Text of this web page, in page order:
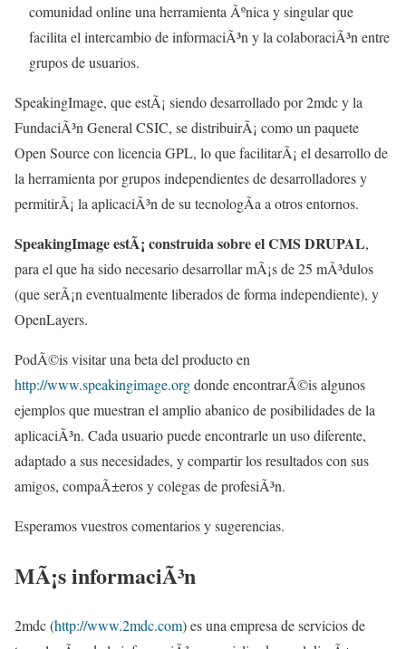
comunidad online una herramienta Ãºnica y singular que
facilita el intercambio de informaciÃ³n y la colaboraciÃ³n entre
grupos de usuarios.
SpeakingImage, que estÃ¡ siendo desarrollado por 2mdc y la
FundaciÃ³n General CSIC, se distribuirÃ¡ como un paquete
Open Source con licencia GPL, lo que facilitarÃ¡ el desarrollo de
la herramienta por grupos independientes de desarrolladores y
permitirÃ¡ la aplicaciÃ³n de su tecnologÃ­a a otros entornos.
SpeakingImage estÃ¡ construida sobre el CMS DRUPAL,
para el que ha sido necesario desarrollar mÃ¡s de 25 mÃ³dulos
(que serÃ¡n eventualmente liberados de forma independiente), y
OpenLayers.
PodÃ©is visitar una beta del producto en
http://www.speakingimage.orgdonde encontrarÃ©is algunos
ejemplos que muestran el amplio abanico de posibilidades de la
aplicaciÃ³n. Cada usuario puede encontrarle un uso diferente,
adaptado a sus necesidades, y compartir los resultados con sus
amigos, compaÃ±eros y colegas de profesiÃ³n.
Esperamos vuestros comentarios y sugerencias.
MÃ¡s informaciÃ³n
2mdc (http://www.2mdc.com) es una empresa de servicios de